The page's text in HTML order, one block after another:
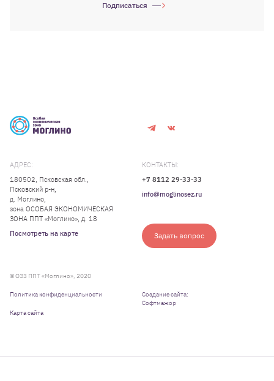
Подписаться
АДРЕС:
180502, Псковская обл.,
Псковский р-н,
д. Моглино,
зона ОСОБАЯ ЭКОНОМИЧЕСКАЯ
ЗОНА ППТ «Моглино», д. 18
Посмотреть на карте
КОНТАКТЫ:
+7 8112 29-33-33
info@moglinosez.ru
Задать вопрос
© ОЭЗ ППТ «Моглино», 2020
Политика конфиденциальности
Карта сайта
Создание сайта:
Софтмажор